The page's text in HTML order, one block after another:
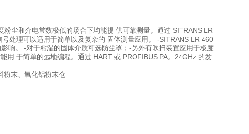
粉尘和介电常数极低的场合下均能提 供可靠测量。通过 SITRANS LR
处理可以适用于简单以及复杂的 固体测量应用。 -SITRANS LR 460
响。 -对于粘湿的固体介质可选防尘罩；-另外有吹扫装置应用于极度
用 于简单的远地编程。通过 HART 或 PROFIBUS PA。24GHz 的发
粉末、氧化铝粉末仓